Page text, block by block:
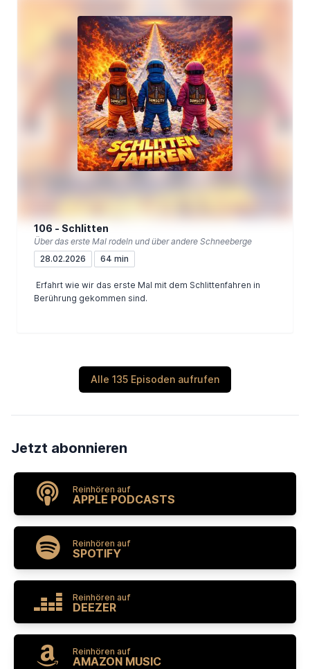
106 - Schlitten
Über das erste Mal rodeln und über andere Schneeberge
28.02.2026
64 min
Erfahrt wie wir das erste Mal mit dem Schlittenfahren in
Berührung gekommen sind.
Alle 135 Episoden aufrufen
Jetzt abonnieren
Reinhören auf
APPLE PODCASTS
Reinhören auf
SPOTIFY
Reinhören auf
DEEZER
Reinhören auf
AMAZON MUSIC